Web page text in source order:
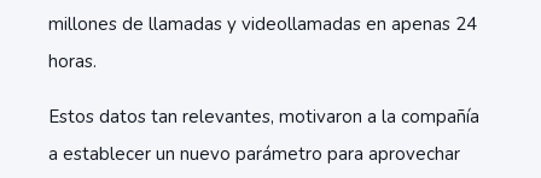
millones de llamadas y videollamadas en apenas 24
horas.
Estos datos tan relevantes, motivaron a la compañía
a establecer un nuevo parámetro para aprovechar